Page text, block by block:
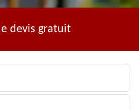
devis gratuit